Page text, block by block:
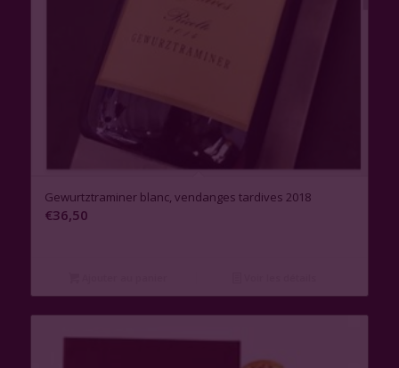
Gewurtztraminer blanc, vendanges tardives 2018
€36,50